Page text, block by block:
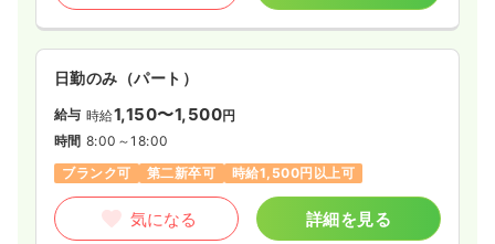
日勤のみ（パート）
給与 時給1,150〜1,500円
時間 8:00～18:00
ブランク可
第二新卒可 時給1,500円以上可
気になる 詳細を見る